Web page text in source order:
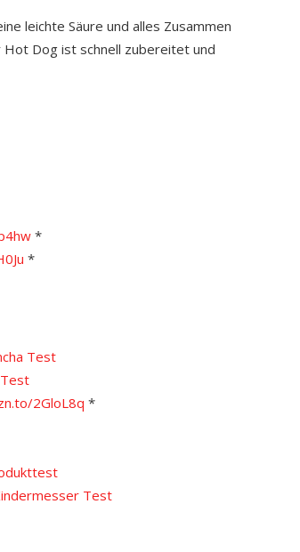
leichte Säure und alles Zusammen
Hot Dog ist schnell zubereitet und
*
*
Test
2GloL8q *
Test